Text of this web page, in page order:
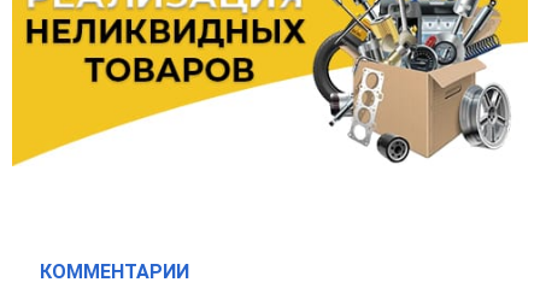
КОММЕНТАРИИ